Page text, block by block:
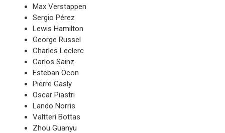
Max Verstappen
Sergio Pérez
Lewis Hamilton
George Russel
Charles Leclerc
Carlos Sainz
Esteban Ocon
Pierre Gasly
Oscar Piastri
Lando Norris
Valtteri Bottas
Zhou Guanyu